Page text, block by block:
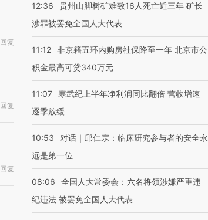
回复
回复
回复
12:36
贵州山脚树矿难致16人死亡近三年 矿长
涉罪被罢免全国人大代表
11:12 非京籍五环内购房社保降至一年 北京市公
积金最高可贷340万元
11:07
寒武纪上半年净利润同比翻倍 营收增速
逐季放缓
10:53
对话｜邱仁宗：临床研究参与者的安全永
远是第一位
08:06
全国人大常委会：六名将领涉嫌严重违
纪违法 被罢免全国人大代表